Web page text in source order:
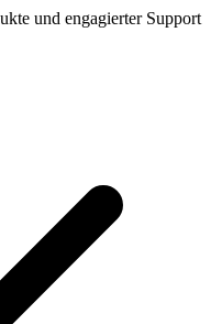
und engagierter Support